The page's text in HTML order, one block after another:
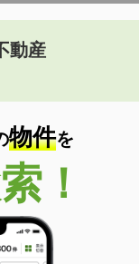
動産
物件を
！